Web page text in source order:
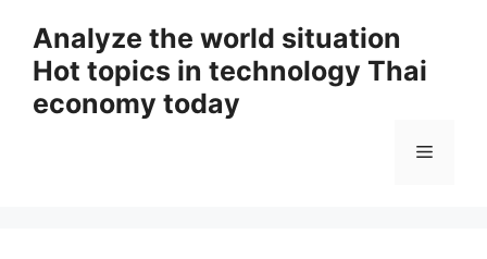
content
Analyze the world situation
Hot topics in technology Thai
economy today
Menu